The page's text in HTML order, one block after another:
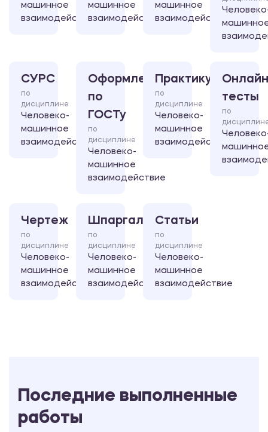
машинное
взаимодействие
машинное
взаимодействие
машинное
взаимодействие
СУРС
по
дисциплине
Человеко-
машинное
взаимодействие
Оформление
по
ГОСТу
по
дисциплине
Человеко-
машинное
взаимодействие
Практикум
по
дисциплине
Человеко-
машинное
взаимодействие
тесты
по
Чертеж
по
дисциплине
Человеко-
машинное
взаимодействие
Шпаргалка
по
дисциплине
Человеко-
машинное
взаимодействие
Статьи
по
дисциплине
Человеко-
машинное
взаимодействие
Последние выполненные
работы